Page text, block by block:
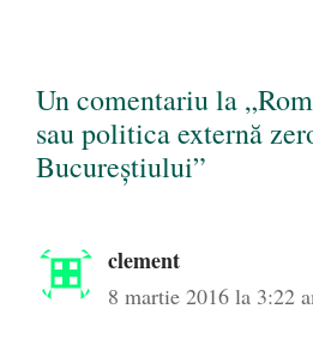
Un comentariu la
sau politica externă
Bucureştiului”
clement
8 martie 2016 la 3:22